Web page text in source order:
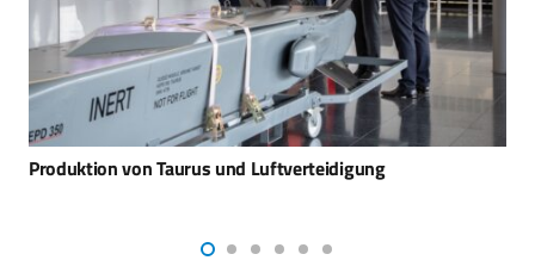
Chinesisches Forschungsschiff nahe USS Abraham Lincoln